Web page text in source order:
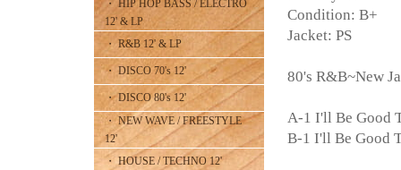
・ HIP HOP BASS / ELECTRO
12' & LP
・ R&B 12' & LP
・ DISCO 70's 12'
・ DISCO 80's 12'
・ NEW WAVE / FREESTYLE
12'
・ HOUSE / TECHNO 12'
Condition: B+
Jacket: PS
80's R&B~New
A-1 I'll Be Good
B-1 I'll Be Good